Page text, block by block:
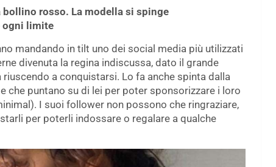
bollino rosso. La modella si spinge
ogni limite
mandando in tilt uno dei social media più utilizzati
divenuta la regina indiscussa, dato il grande
a conquistarsi. Lo fa anche spinta dalla
che puntano su di lei per poter sponsorizzare i loro
I suoi follower non possono che ringraziare,
per poterli indossare o regalare a qualche